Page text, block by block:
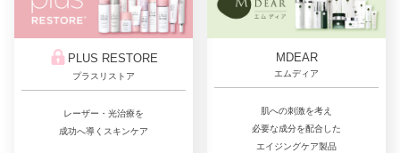
PLUS RESTORE
プラスリストア
レーザー・光治療を
成功へ導くスキンケア
MDEAR
エムディア
肌への刺激を考え
必要な成分を配合した
エイジングケア製品